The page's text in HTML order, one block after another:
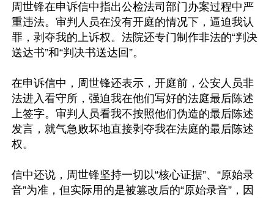
周世锋在申诉信中指出公检法司部门办案过程中严
重违法。审判人员在没有开庭的情况下，逼迫我认
罪，剥夺我的上诉权。法院还专门制作非法的“判决
送达书”和“判决书送达回”。
在申诉信中，周世锋还表示，开庭前，公安人员非
法进入看守所，强迫我在他们写好的法庭最后陈述
上签字。审判人员看我不按照他们伪造的最后陈述
发言，就气急败坏地直接剥夺我在法庭的最后陈述
权。
信中还说，周世锋坚持一切以“核心证据”、“原始录
音”为准，但实际用的是被篡改后的“原始录音”，因